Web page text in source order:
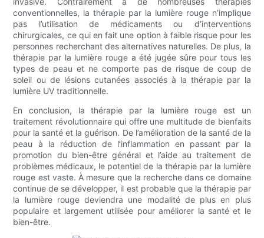
conventionnelles, la thérapie par la lumière rouge n’implique
pas l’utilisation de médicaments ou d’interventions
chirurgicales, ce qui en fait une option à faible risque pour les
personnes recherchant des alternatives naturelles. De plus, la
thérapie par la lumière rouge a été jugée sûre pour tous les
types de peau et ne comporte pas de risque de coup de
soleil ou de lésions cutanées associés à la thérapie par la
lumière UV traditionnelle.
En conclusion, la thérapie par la lumière rouge est un
traitement révolutionnaire qui offre une multitude de bienfaits
pour la santé et la guérison. De l’amélioration de la santé de la
peau à la réduction de l’inflammation en passant par la
promotion du bien-être général et l’aide au traitement de
problèmes médicaux, le potentiel de la thérapie par la lumière
rouge est vaste. À mesure que la recherche dans ce domaine
continue de se développer, il est probable que la thérapie par
la lumière rouge deviendra une modalité de plus en plus
populaire et largement utilisée pour améliorer la santé et le
bien-être.